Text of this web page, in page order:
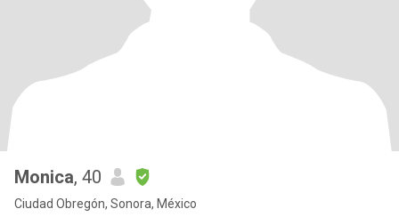
Monica, 40
Ciudad Obregón, Sonora, México